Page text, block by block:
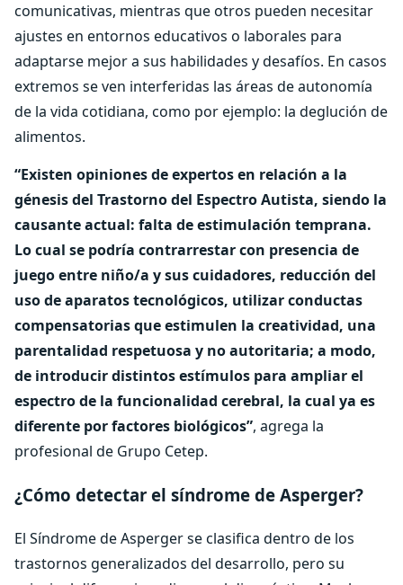
comunicativas, mientras que otros pueden necesitar
ajustes en entornos educativos o laborales para
adaptarse mejor a sus habilidades y desafíos. En casos
extremos se ven interferidas las áreas de autonomía
de la vida cotidiana, como por ejemplo: la deglución de
alimentos.
“Existen opiniones de expertos en relación a la
génesis del Trastorno del Espectro Autista, siendo la
causante actual: falta de estimulación temprana.
Lo cual se podría contrarrestar con presencia de
juego entre niño/a y sus cuidadores, reducción del
uso de aparatos tecnológicos, utilizar conductas
compensatorias que estimulen la creatividad, una
parentalidad respetuosa y no autoritaria; a modo,
de introducir distintos estímulos para ampliar el
espectro de la funcionalidad cerebral, la cual ya es
diferente por factores biológicos”, agrega la
profesional de Grupo Cetep.
¿Cómo detectar el síndrome de Asperger?
El Síndrome de Asperger se clasifica dentro de los
trastornos generalizados del desarrollo, pero su